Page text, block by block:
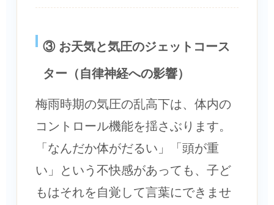
③ お天気と気圧のジェットコース
ター（自律神経への影響）
梅雨時期の気圧の乱高下は、体内の
コントロール機能を揺さぶります。
「なんだか体がだるい」「頭が重
い」という不快感があっても、子ど
もはそれを自覚して言葉にできませ